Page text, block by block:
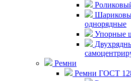
однорядные
Упорные
Ремни
Ремни ГОСТ